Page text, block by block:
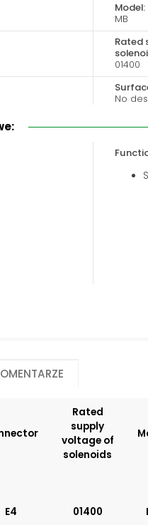
klienta:
483
660
Magazyn
+48 665
Model:
MB
Rated
01400
No
Rated
supply
voltage of
solenoids
E4 01400